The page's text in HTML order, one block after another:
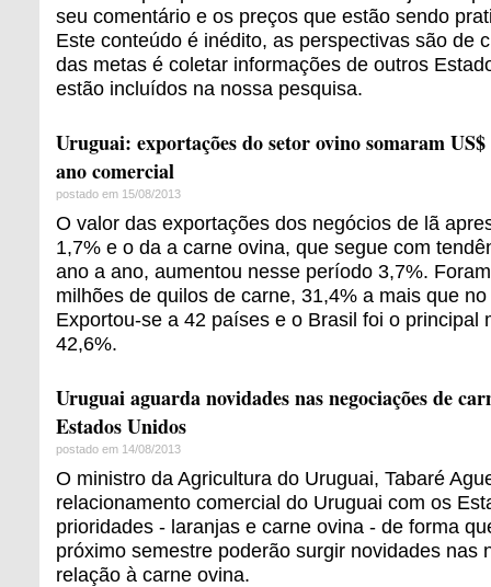
seu comentário e os preços que estão sendo
Este conteúdo é inédito, as perspectivas são de
das metas é coletar informações de outros
estão incluídos na nossa pesquisa.
Uruguai: exportações do setor ovino somaram
ano comercial
postado em 15/08/2013
O valor das exportações dos negócios de lã
1,7% e o da a carne ovina, que segue com
ano a ano, aumentou nesse período 3,7%.
milhões de quilos de carne, 31,4% a mais que
Exportou-se a 42 países e o Brasil foi o principal
42,6%.
Uruguai aguarda novidades nas negociações de
Estados Unidos
postado em 14/08/2013
O ministro da Agricultura do Uruguai, Tabaré
relacionamento comercial do Uruguai com os
prioridades - laranjas e carne ovina - de forma
próximo semestre poderão surgir novidades nas
relação à carne ovina.